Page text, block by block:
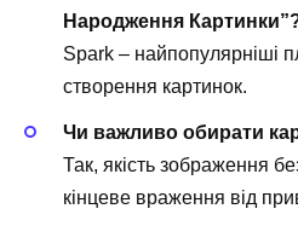
Народження
Spark – найпопулярніші
створення картинок.
Чи важливо обирати
Так, якість зображення
кінцеве враження від